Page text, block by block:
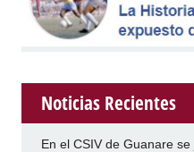
Noticias Recientes
En el CSIV de Guanare